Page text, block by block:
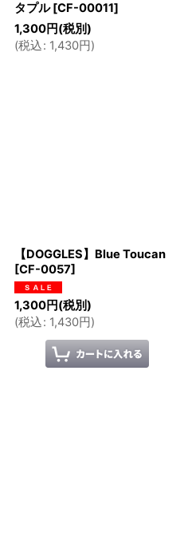
タプル [CF-00011]
1,300円(税別)
(税込: 1,430円)
【DOGGLES】Blue Toucan
[CF-0057]
1,300円(税別)
(税込: 1,430円)